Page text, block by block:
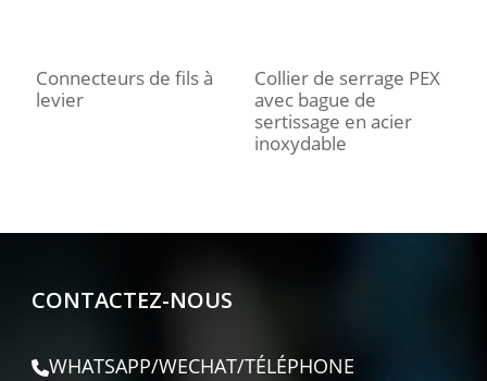
Connecteurs de fils à
levier
Collier de serrage PEX
avec bague de
sertissage en acier
inoxydable
CONTACTEZ-NOUS
WHATSAPP/WECHAT/TÉLÉPHONE